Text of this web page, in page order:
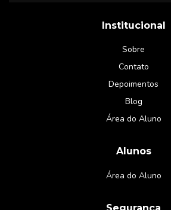
Institucional
Sobre
Contato
Depoimentos
Blog
Área do Aluno
Alunos
Área do Aluno